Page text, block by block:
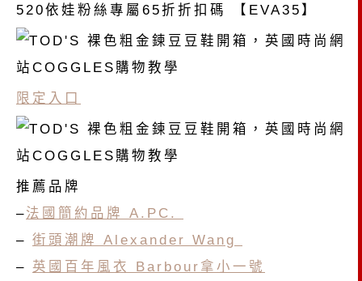
520依娃粉絲專屬65折折扣碼 【EVA35】
限定入口
推薦品牌
–法國簡約品牌 A.PC.
– 街頭潮牌 Alexander Wang
– 英國百年風衣 Barbour拿小一號